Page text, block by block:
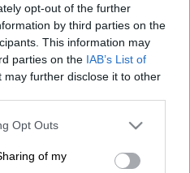
opt-out of the further
by third parties on the
This information may
parties on the IAB’s List of
may further disclose it to other
uses one or more Google
behaviour. You may click to
Opt Outs
of my
την ημερομηνία στο
ώστε να έχει
σε διαδικασία
υγειονομικό
στο Πανεπιστημιακό
ήρθε αντιμέτωπη με